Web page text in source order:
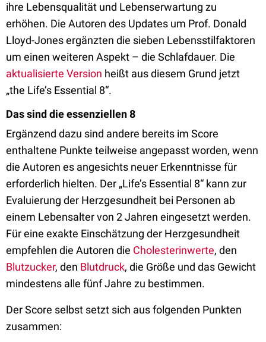
ihre Lebensqualität und Lebenserwartung zu
erhöhen. Die Autoren des Updates um Prof. Donald
Lloyd-Jones ergänzten die sieben Lebensstilfaktoren
um einen weiteren Aspekt – die Schlafdauer. Die
aktualisierte Version heißt aus diesem Grund jetzt
„the Life’s Essential 8“.
Das sind die essenziellen 8
Ergänzend dazu sind andere bereits im Score
enthaltene Punkte teilweise angepasst worden, wenn
die Autoren es angesichts neuer Erkenntnisse für
erforderlich hielten. Der „Life’s Essential 8“ kann zur
Evaluierung der Herzgesundheit bei Personen ab
einem Lebensalter von 2 Jahren eingesetzt werden.
Für eine exakte Einschätzung der Herzgesundheit
empfehlen die Autoren die Cholesterinwerte, den
Blutzucker, den Blutdruck, die Größe und das Gewicht
mindestens alle fünf Jahre zu bestimmen.
Der Score selbst setzt sich aus folgenden Punkten
zusammen: